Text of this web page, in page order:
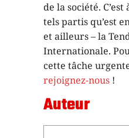
de la société.
tels partis qu’est
et ailleurs – la
Internationale.
cette tâche
rejoignez-nous !
Auteur